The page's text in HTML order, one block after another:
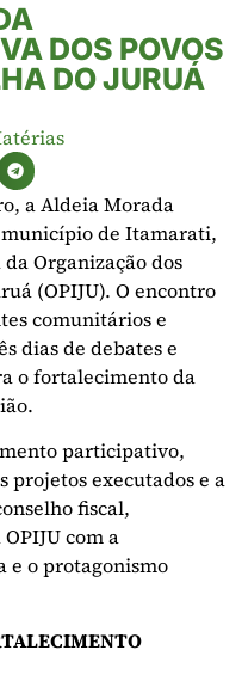
DOS POVOS
DO JURUÁ
a Aldeia Morada
de Itamarati,
Organização dos
(OPIJU). O encontro
comunitários e
dias de debates e
o fortalecimento da
participativo,
projetos executados e a
fiscal,
com a
e o protagonismo